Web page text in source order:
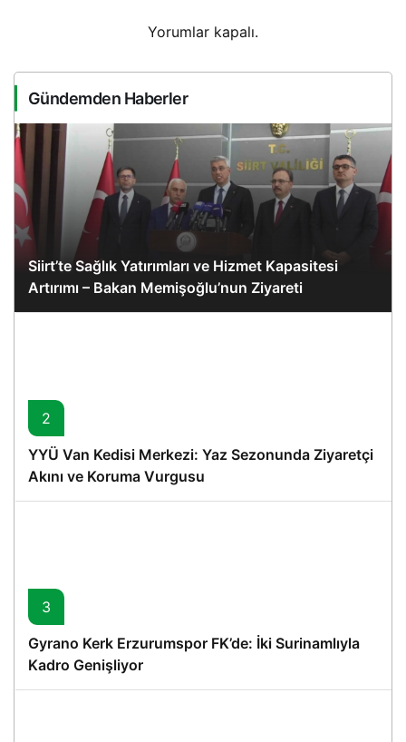
Yorumlar kapalı.
Gündemden Haberler
Siirt’te Sağlık Yatırımları ve Hizmet Kapasitesi
Artırımı – Bakan Memişoğlu’nun Ziyareti
2
YYÜ Van Kedisi Merkezi: Yaz Sezonunda Ziyaretçi
Akını ve Koruma Vurgusu
3
Gyrano Kerk Erzurumspor FK’de: İki Surinamlıyla
Kadro Genişliyor